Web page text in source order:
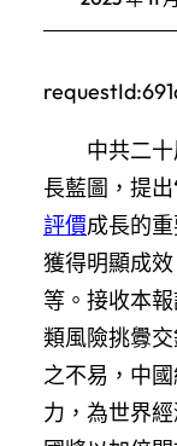
中共二
長藍圖，提
評價成長的
獲得明顯成
等。接收本
類風險挑釁
之不易，中
力，為世界